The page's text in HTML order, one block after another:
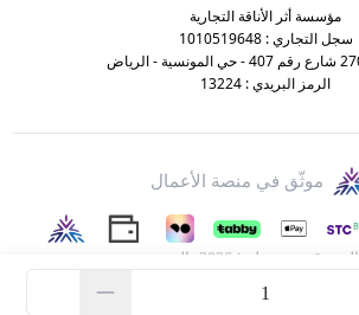
مؤسسة أثر الأناقة التجارية
سجل التجاري : 1010519648
الرمز البريدي : 13224
موثّق في منصة الأعمال
الحقوق محفوظة | 2026 تالد